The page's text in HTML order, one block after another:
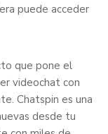
puede acceder
que pone el
videochat con
Chatspin es una
desde tu